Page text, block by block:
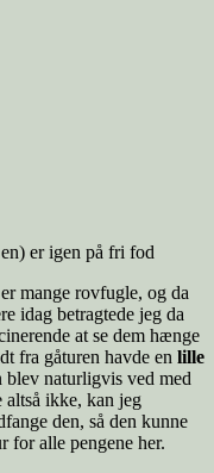
er igen på fri fod
mange rovfugle, og da
idag betragtede jeg da
at se dem hænge
fra gåturen havde en lille
naturligvis ved med
altså ikke, kan jeg
den, så den kunne
for alle pengene her.